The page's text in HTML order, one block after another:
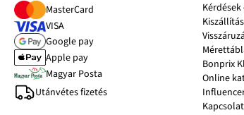
MasterCard
VISA
Google pay
Apple pay
Magyar Posta
Utánvétes fizetés
Bonprix
Online
Kapcsolat